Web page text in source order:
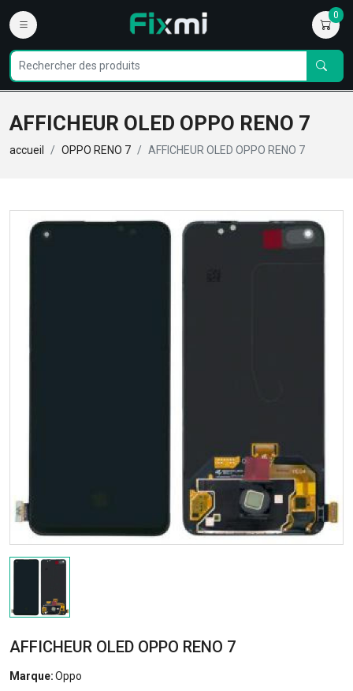
0
AFFICHEUR OLED OPPO RENO 7
accueil OPPO RENO 7 AFFICHEUR OLED OPPO RENO 7
AFFICHEUR OLED OPPO RENO 7
Marque:Oppo